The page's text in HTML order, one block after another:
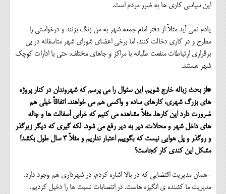
این سیاسی کاری ها به ضرر مردم است.
یادم نمی آید مثلاً از دفتر امام جمعه شهر به من زنگ بزنند و درخواستی را
مطرح و در کاری دخالت کنند، اما برخی اعضای شورای شهر متاسفانه در پی
برقراری ارتباطات منفعت طلبانه با مراکز و جاهای مختلف، حتی با ادارات کوچک
شهر هستند.
*از بحث زباله خارج شویم. این سئوال را می پرسم که شهروندان در کنار پروژه
های بزرگ شهری، کارهای ساده و واکسی هم می خواهند. اتفاقاً خیلی هم
ضرورت دارد این کارها. مثلاً مشاهده می کنیم که خرابی آسفالت ها و چاله
های داخل شهر و محلات، دیر به دیر رفع می شود. لکه گیری که دیگر زیرگذر
و روگذر و پل هوایی نیست که بگوییم اعتبار نداریم و مثلاً 3 سال طول بکشد!
مشکل این کندی کار کجاست؟
-همان مدیریت اقتضایی که در بالا اشاره کردم، در شهرداری هم وجود دارد.
مدیریت ما کشنده ی انگیزه هاست. در انتصابات نسبت ها را دخیل کردیم.